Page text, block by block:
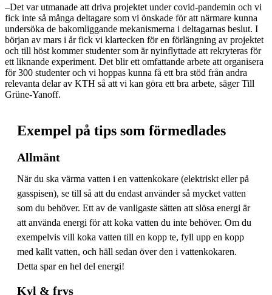
–Det var utmanade att driva projektet under covid-pandemin och vi
fick inte så många deltagare som vi önskade för att närmare kunna
undersöka de bakomliggande mekanismerna i deltagarnas beslut. I
början av mars i år fick vi klartecken för en förlängning av projektet
och till höst kommer studenter som är nyinflyttade att rekryteras för
ett liknande experiment. Det blir ett omfattande arbete att organisera
för 300 studenter och vi hoppas kunna få ett bra stöd från andra
relevanta delar av KTH så att vi kan göra ett bra arbete, säger Till
Grüne-Yanoff.
Exempel på tips som förmedlades
Allmänt
När du ska värma vatten i en vattenkokare (elektriskt eller på
gasspisen), se till så att du endast använder så mycket vatten
som du behöver. Ett av de vanligaste sätten att slösa energi är
att använda energi för att koka vatten du inte behöver. Om du
exempelvis vill koka vatten till en kopp te, fyll upp en kopp
med kallt vatten, och häll sedan över den i vattenkokaren.
Detta spar en hel del energi!
Kyl & frys